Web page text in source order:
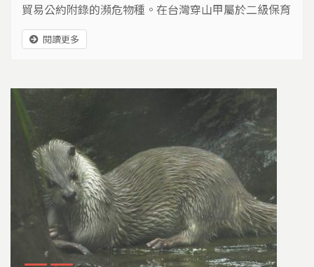
貿易公約附錄的瀕危物種。在台灣穿山甲屬於二級保育
類野生動物，從過去的神秘不認識，到現今解開生態面
紗，一群人的長期努力，讓穿山甲成為社區的保育動
閱讀更多